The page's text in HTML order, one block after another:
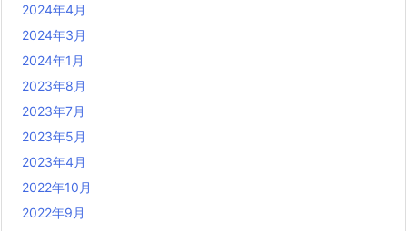
2024年4月
2024年3月
2024年1月
2023年8月
2023年7月
2023年5月
2023年4月
2022年10月
2022年9月